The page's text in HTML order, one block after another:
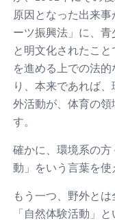
原因となった出来
ーツ振興法」に、青
と明文化されたこ
を進める上での法
り、本来であれば
外活動が、体育の
す。
確かに、環境系の
動」をいう言葉を使
もう一つ、野外と
「自然体験活動」